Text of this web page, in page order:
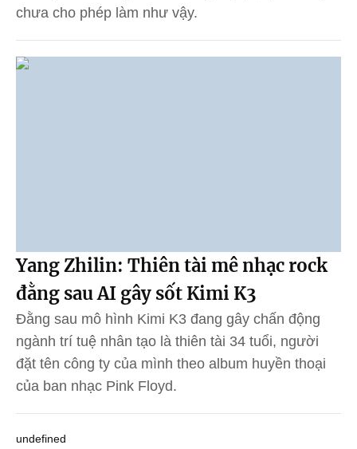
chưa cho phép làm như vậy.
Yang Zhilin: Thiên tài mê nhạc rock
đằng sau AI gây sốt Kimi K3
Đằng sau mô hình Kimi K3 đang gây chấn động
ngành trí tuệ nhân tạo là thiên tài 34 tuổi, người
đặt tên công ty của mình theo album huyền thoại
của ban nhạc Pink Floyd.
undefined